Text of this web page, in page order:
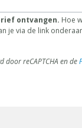
ontvangen. Hoe
je via de link
door reCAPTCHA en de